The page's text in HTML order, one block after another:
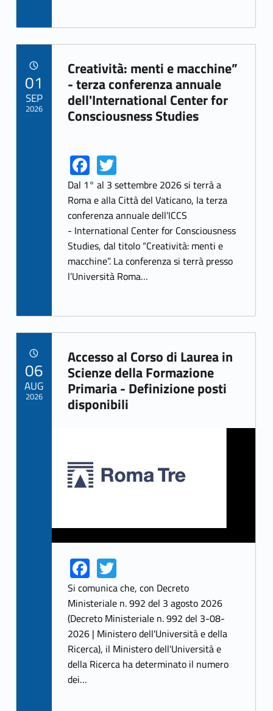
Link identifier archive #link-archive-59072
Creatività: menti e macchine”
- terza conferenza annuale
dell'International Center for
Consciousness Studies
Link identifier share facebook archive #share-link-archive-76962Fa
ce
b
o
o
k
Link identifier share twitter archive #share-link-archive-54020T
w
itt
er
Dal 1° al 3 settembre 2026 si terrà a
Roma e alla Città del Vaticano, la terza
conferenza annuale dell’ICCS
- International Center for Consciousness
Studies, dal titolo “Creatività: menti e
macchine”. La conferenza si terrà presso
l’Università Roma…
01
SEP
2026
Link identifier archive #link-archive-21646
Accesso al Corso di Laurea in
Scienze della Formazione
Primaria - Definizione posti
disponibili
Link identifier share facebook archive #share-link-archive-68241Fa
ce
b
o
o
k
Link identifier share twitter archive #share-link-archive-42548T
w
itt
er
Si comunica che, con Decreto
Ministeriale n. 992 del 3 agosto 2026
(Decreto Ministeriale n. 992 del 3-08-
2026 | Ministero dell'Università e della
Ricerca), il Ministero dell'Università e
della Ricerca ha determinato il numero
dei…
06
AUG
2026